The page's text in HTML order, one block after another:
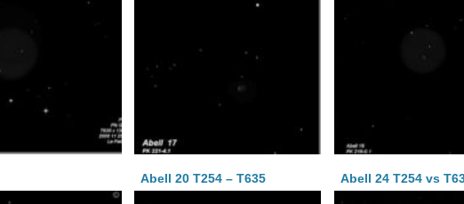
Abell 20 T254 – T635 Abell 24 T254 vs